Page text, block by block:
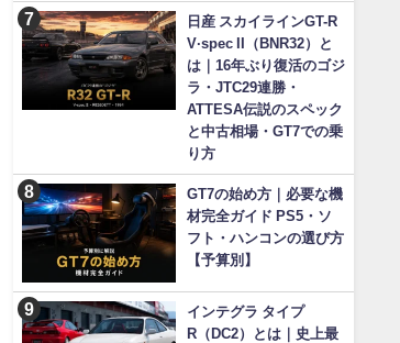
日産 スカイラインGT-R
V·spec II（BNR32）と
は｜16年ぶり復活のゴジ
ラ・JTC29連勝・
ATTESA伝説のスペック
と中古相場・GT7での乗
り方
GT7の始め方｜必要な機
材完全ガイド PS5・ソ
フト・ハンコンの選び方
【予算別】
インテグラ タイプ
R（DC2）とは｜史上最